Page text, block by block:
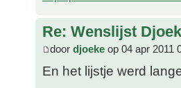
Re: Wenslijst
door djoeke op 04 apr 2011
En het lijstje werd